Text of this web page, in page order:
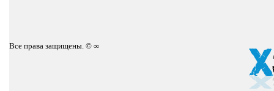
Все права защищены. © ∞